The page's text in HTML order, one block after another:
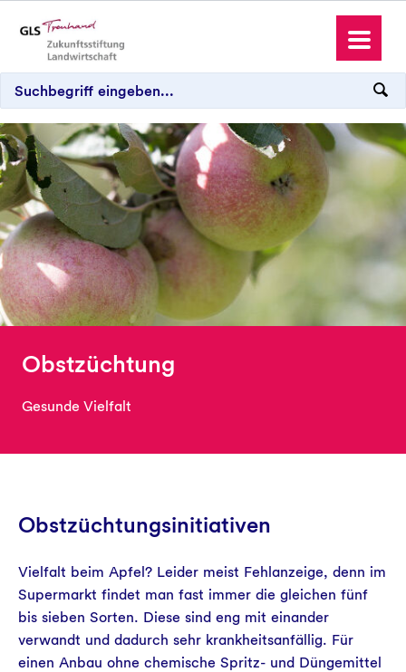
Antrag stellen
Spenden und Schenken
Aktuelles
Obstzüchtung
Gesunde Vielfalt
Obstzüchtungsinitiativen
Vielfalt beim Apfel? Leider meist Fehlanzeige, denn im
Supermarkt findet man fast immer die gleichen fünf
bis sieben Sorten. Diese sind eng mit einander
verwandt und dadurch sehr krankheitsanfällig. Für
einen Anbau ohne chemische Spritz- und Düngemittel